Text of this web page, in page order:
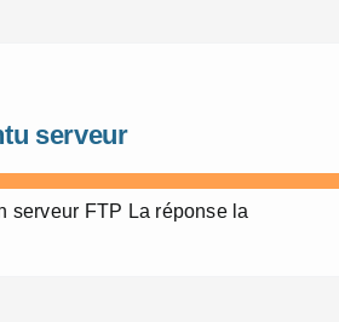
serveur
serveur FTP La réponse la